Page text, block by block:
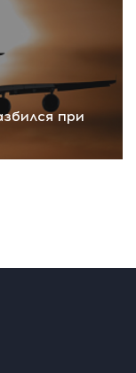
при